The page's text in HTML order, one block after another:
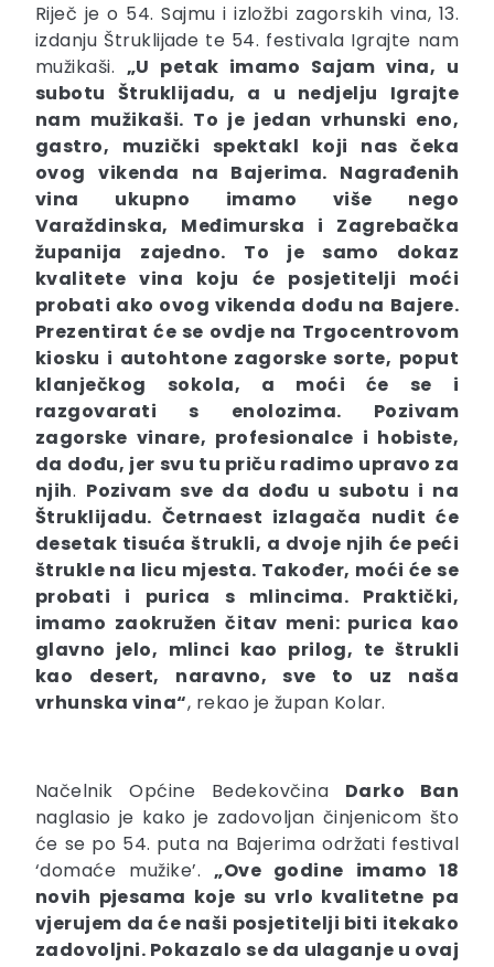
Riječ je o 54. Sajmu i izložbi zagorskih vina, 13.
izdanju Štruklijade te 54. festivala Igrajte nam
mužikaši. „U petak imamo Sajam vina, u
subotu Štruklijadu, a u nedjelju Igrajte
nam mužikaši. To je jedan vrhunski eno,
gastro, muzički spektakl koji nas čeka
ovog vikenda na Bajerima. Nagrađenih
vina ukupno imamo više nego
Varaždinska, Međimurska i Zagrebačka
županija zajedno. To je samo dokaz
kvalitete vina koju će posjetitelji moći
probati ako ovog vikenda dođu na Bajere.
Prezentirat će se ovdje na Trgocentrovom
kiosku i autohtone zagorske sorte, poput
klanječkog sokola, a moći će se i
razgovarati s enolozima. Pozivam
zagorske vinare, profesionalce i hobiste,
da dođu, jer svu tu priču radimo upravo za
njih. Pozivam sve da dođu u subotu i na
Štruklijadu. Četrnaest izlagača nudit će
desetak tisuća štrukli, a dvoje njih će peći
štrukle na licu mjesta. Također, moći će se
probati i purica s mlincima. Praktički,
imamo zaokružen čitav meni: purica kao
glavno jelo, mlinci kao prilog, te štrukli
kao desert, naravno, sve to uz naša
vrhunska vina“, rekao je župan Kolar.
Načelnik Općine Bedekovčina Darko Ban
naglasio je kako je zadovoljan činjenicom što
će se po 54. puta na Bajerima održati festival
‘domaće mužike’.„Ove godine imamo 18
novih pjesama koje su vrlo kvalitetne pa
vjerujem da će naši posjetitelji biti itekako
zadovoljni. Pokazalo se da ulaganje u ovaj